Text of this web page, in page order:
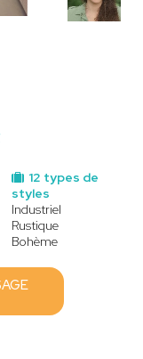
12 types de
styles
Industriel
Rustique
Bohème